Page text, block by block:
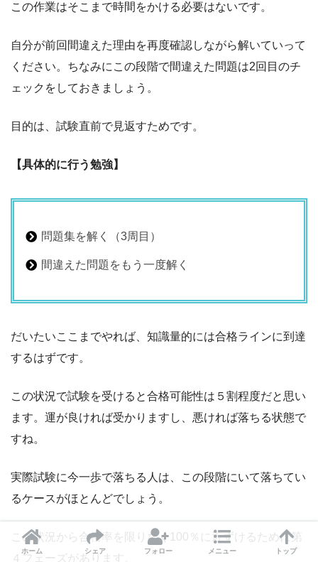
この作業はそこまで時間をかける必要はないです。
自分が前回間違えた理由を再度確認しながら解いていって
ください。ちなみにこの段階で間違えた問題は2回目のチ
ェックをしておきましょう。
目的は、試験直前で見返すためです。
【具体的に行う勉強】
問題集を解く（3周目）
間違えた問題をもう一度解く
だいたいここまでやれば、知識量的には合格ラインに到達
するはずです。
この状況で試験を受けると合格可能性は５割程度だと思い
ます。運が良ければ受かりますし、悪ければ落ちる状態で
すね。
実際試験に今一歩で落ちる人は、この段階にいて落ちてい
るケースがほとんどでしょう。
この状況から合格率を限りなく100％に近ずけるために第
４フェーズがあります。
ホーム シェア フォロー メニュー トップ